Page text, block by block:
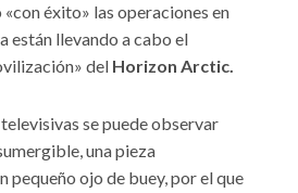
éxito» las operaciones en
están llevando a cabo el
del Horizon Arctic.
se puede observar
una pieza
pequeño ojo de buey, por el que